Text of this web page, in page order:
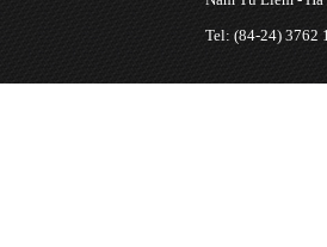
Tel: (84-24) 3762